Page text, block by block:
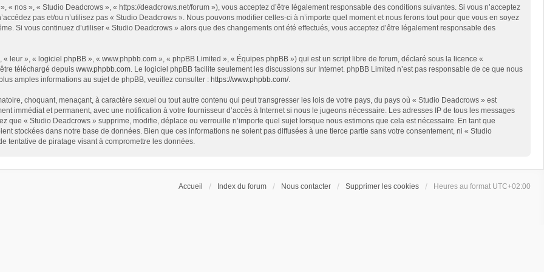
nos », « Studio Deadcrows », « https://deadcrows.net/forum »), vous acceptez d’être légalement responsable des conditions suivantes. Si vous n’acceptez
pas et/ou n’utilisez pas « Studio Deadcrows ». Nous pouvons modifier celles-ci à n’importe quel moment et nous ferons tout pour que vous en soyez
Si vous continuez d’utiliser « Studio Deadcrows » alors que des changements ont été effectués, vous acceptez d’être légalement responsable des
leur », « logiciel phpBB », « www.phpbb.com », « phpBB Limited », « Équipes phpBB ») qui est un script libre de forum, déclaré sous la licence «
téléchargé depuis www.phpbb.com. Le logiciel phpBB facilite seulement les discussions sur Internet. phpBB Limited n’est pas responsable de ce que nous
amples informations au sujet de phpBB, veuillez consulter : https://www.phpbb.com/.
choquant, menaçant, à caractère sexuel ou tout autre contenu qui peut transgresser les lois de votre pays, du pays où « Studio Deadcrows » est
immédiat et permanent, avec une notification à votre fournisseur d’accès à Internet si nous le jugeons nécessaire. Les adresses IP de tous les messages
que « Studio Deadcrows » supprime, modifie, déplace ou verrouille n’importe quel sujet lorsque nous estimons que cela est nécessaire. En tant que
stockées dans notre base de données. Bien que ces informations ne soient pas diffusées à une tierce partie sans votre consentement, ni « Studio
tentative de piratage visant à compromettre les données.
Accueil Index du forum Nous contacter Supprimer les cookies Heures au format UTC+02:00